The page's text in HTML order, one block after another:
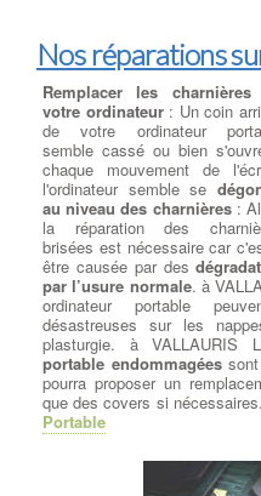
Nos réparations
Remplacer les charnières
votre ordinateur: Un coin
de votre ordinateur
semble cassé ou bien
chaque mouvement de
l'ordinateur semble se
au niveau des charnières:
la réparation des
brisées est nécessaire car
être causée par des
par l’usure normale. à
ordinateur portable
désastreuses sur les
plasturgie. à VALLAURIS
portable endommagéessont
pourra proposer un
que des covers si nécessaires.
Portable